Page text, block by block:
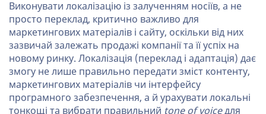
Виконувати локалізацію із залученням носіїв, а не
просто переклад, критично важливо для
маркетингових матеріалів і сайту, оскільки від них
зазвичай залежать продажі компанії та її успіх на
новому ринку. Локалізація (переклад і адаптація) дає
змогу не лише правильно передати зміст контенту,
маркетингових матеріалів чи інтерфейсу
програмного забезпечення, а й урахувати локальні
тонкощі та вибрати правильний tone of voiceдля